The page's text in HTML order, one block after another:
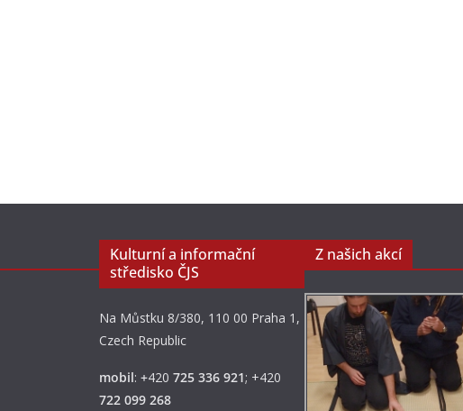
Kulturní a informační
středisko ČJS
Na Můstku 8/380, 110 00 Praha 1,
Czech Republic
mobil: +420 725 336 921; +420
722 099 268
Z našich akcí